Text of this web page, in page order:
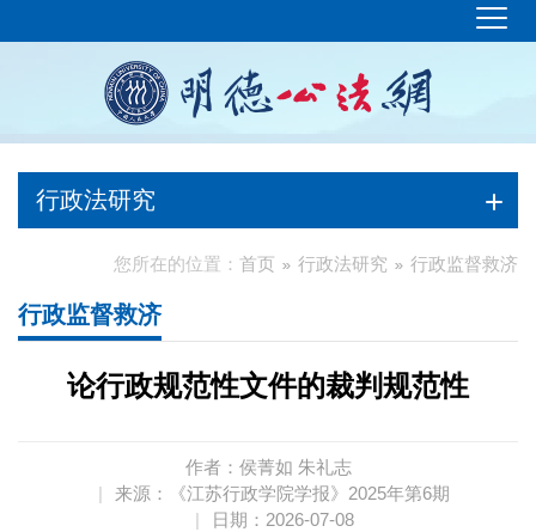
行政法研究
您所在的位置： 首页 行政法研究 行政监督救济
行政监督救济
论行政规范性文件的裁判规范性
作者：侯菁如 朱礼志
|
来源：《江苏行政学院学报》2025年第6期
|
日期：2026-07-08